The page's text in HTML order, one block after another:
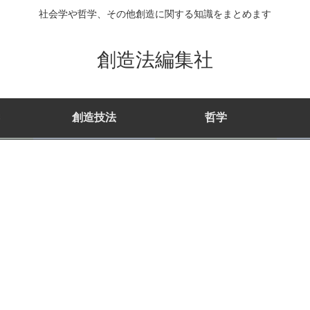
社会学や哲学、その他創造に関する知識をまとめます
創造法編集社
創造技法 哲学